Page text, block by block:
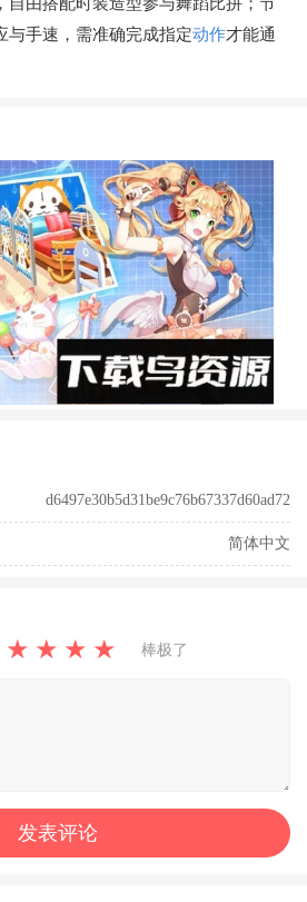
与手速，需准确完成指定动作才能通
d6497e30b5d31be9c76b67337d60ad72
简体中文
★ ★ ★ ★ 棒极了